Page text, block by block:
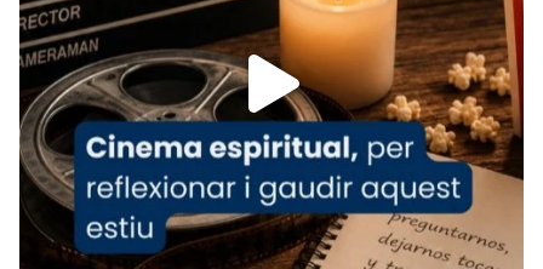
Aquest dilluns, 27 de juliol, ha tingut lloc la
missa d’acció de gràcies en agraïment al
comitè organitzador de la visita apostòlica
del Sant Pare Lleó XIV a Barcelona, i als
col·laboradors, a la Catedral de Barcelona.
L’arquebisbe de Barcelona, el cardenal Joan
Josep Omella, ha presidit la missa i l’ha
concelebrat el bisbe auxiliar de Barcelona,